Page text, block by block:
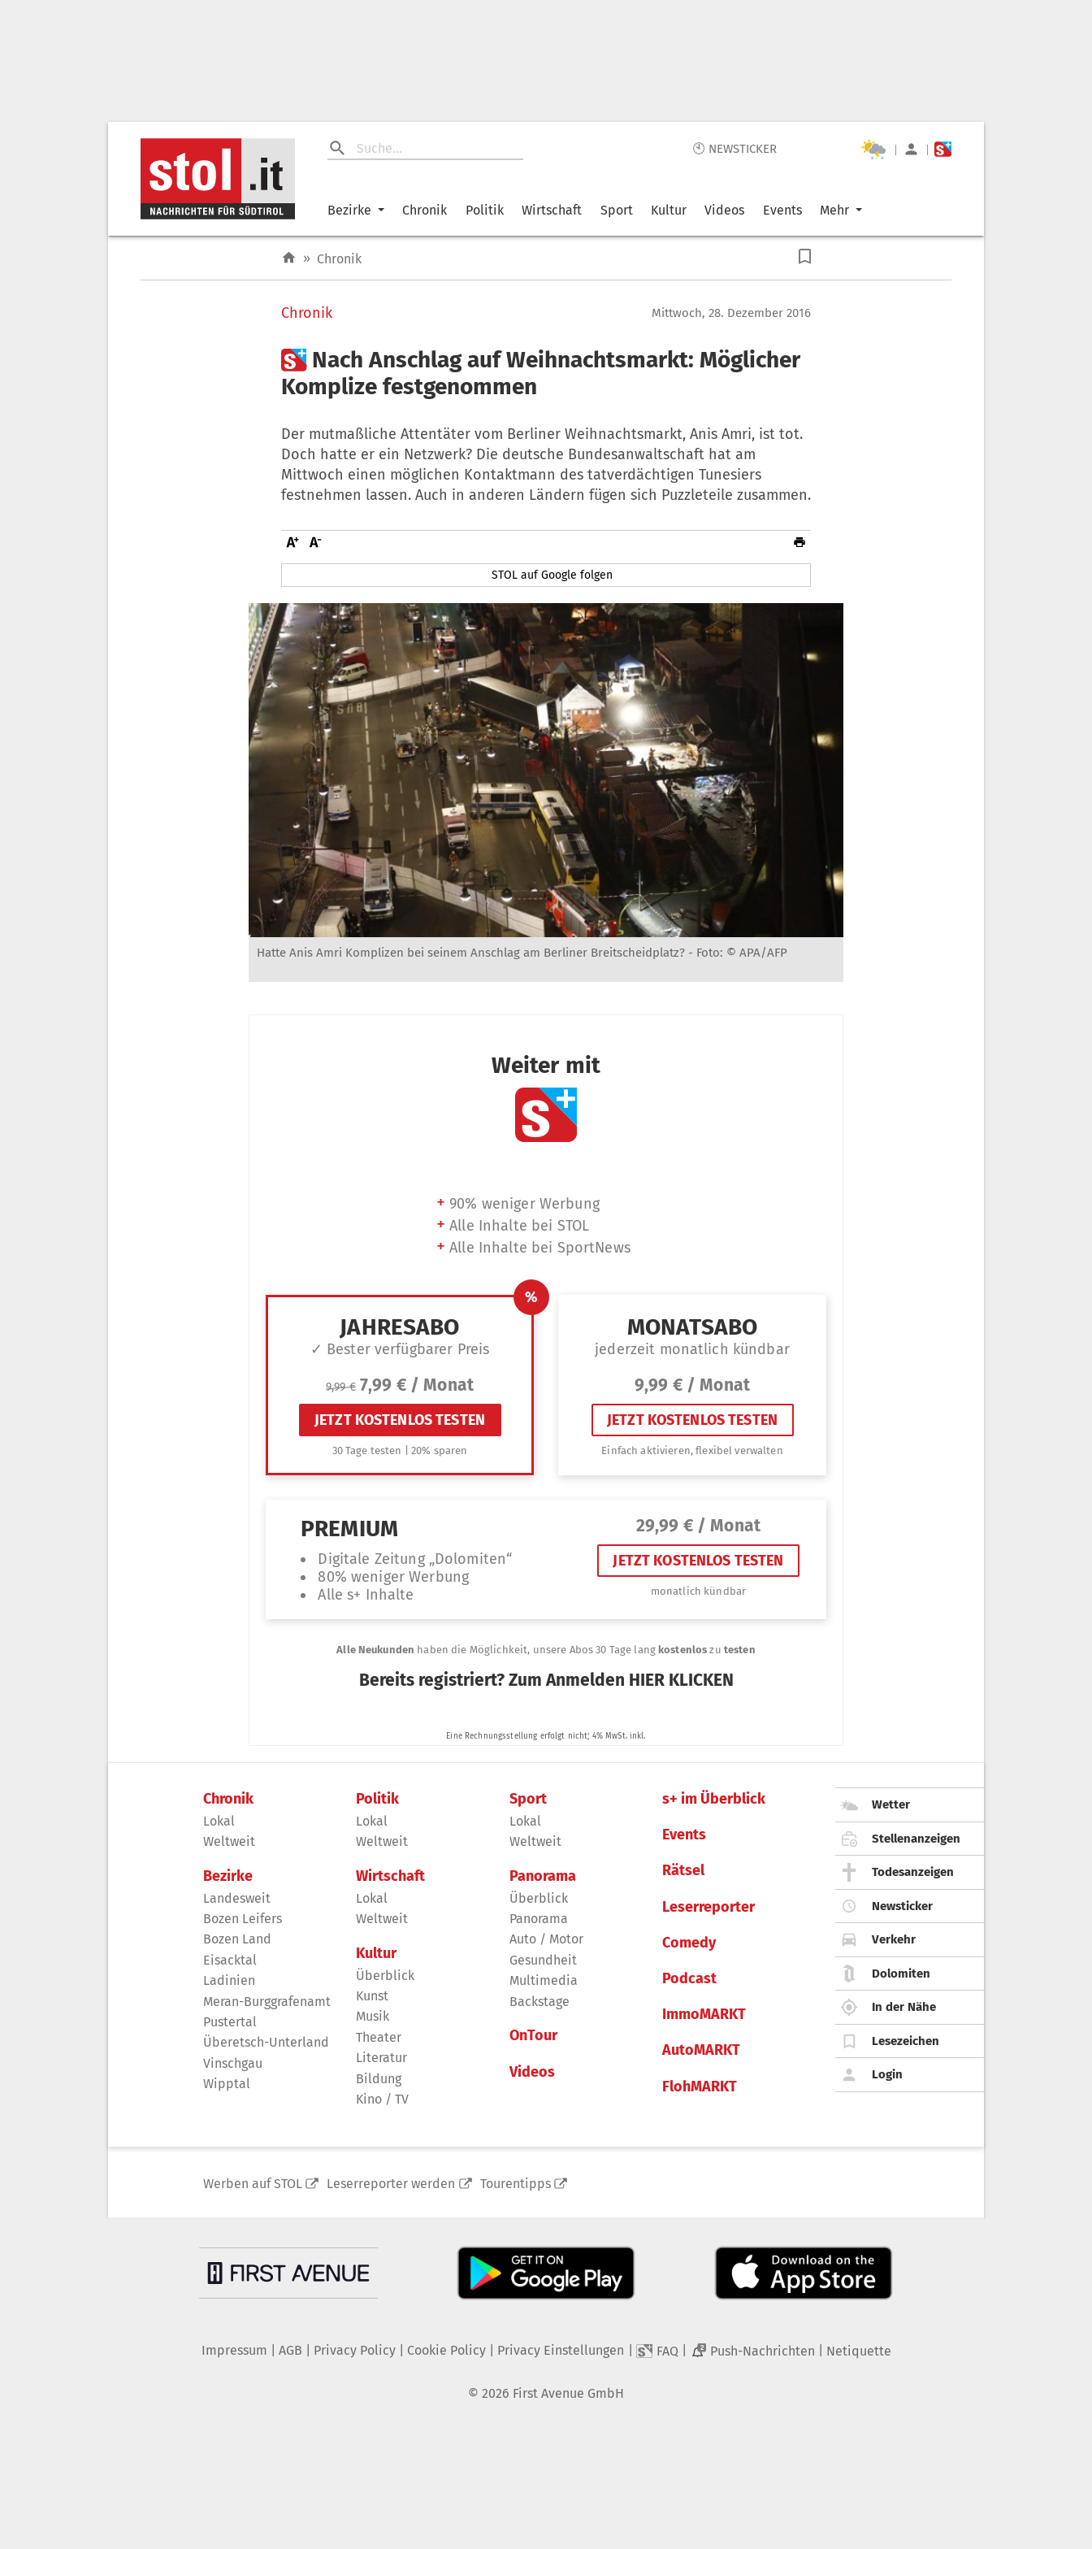
🕙 NEWSTICKER | |
Bezirke Chronik Politik Wirtschaft Sport Kultur Videos Events Mehr
» Chronik
Chronik Mittwoch, 28. Dezember 2016
 Nach Anschlag auf Weihnachtsmarkt: Möglicher
Komplize festgenommen
Der mutmaßliche Attentäter vom Berliner Weihnachtsmarkt, Anis Amri, ist tot.
Doch hatte er ein Netzwerk? Die deutsche Bundesanwaltschaft hat am
Mittwoch einen möglichen Kontaktmann des tatverdächtigen Tunesiers
festnehmen lassen. Auch in anderen Ländern fügen sich Puzzleteile zusammen.
STOL auf Google folgen
Hatte Anis Amri Komplizen bei seinem Anschlag am Berliner Breitscheidplatz? - Foto: © APA/AFP
Chronik
Lokal
Weltweit
Bezirke
Landesweit
Bozen Leifers
Bozen Land
Eisacktal
Ladinien
Meran-Burggrafenamt
Pustertal
Überetsch-Unterland
Vinschgau
Wipptal
Politik
Lokal
Weltweit
Wirtschaft
Lokal
Weltweit
Kultur
Überblick
Kunst
Musik
Theater
Literatur
Bildung
Kino / TV
Sport
Lokal
Weltweit
Panorama
Überblick
Panorama
Auto / Motor
Gesundheit
Multimedia
Backstage
OnTour
Videos
s+ im Überblick
Events
Rätsel
Leserreporter
Comedy
Podcast
ImmoMARKT
AutoMARKT
FlohMARKT
Wetter
Stellenanzeigen
Todesanzeigen
Newsticker
Verkehr
Dolomiten
In der Nähe
Lesezeichen
Login
Werben auf STOL Leserreporter werden Tourentipps
Impressum AGB Privacy Policy| Cookie Policy| Privacy Einstellungen FAQ 2 Push-Nachrichten Netiquette
© 2026 First Avenue GmbH